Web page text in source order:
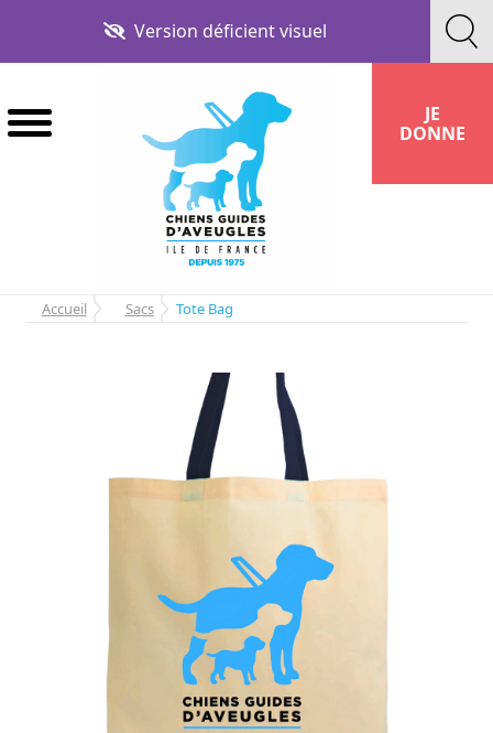
la
contenu
Version déficient visuel
JE
DONNE
Accueil Sacs Tote Bag